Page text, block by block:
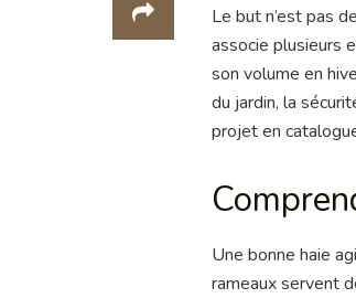
Le but n’est pas
associe plusieurs
son volume en
du jardin, la
projet en
Une bonne haie
rameaux servent